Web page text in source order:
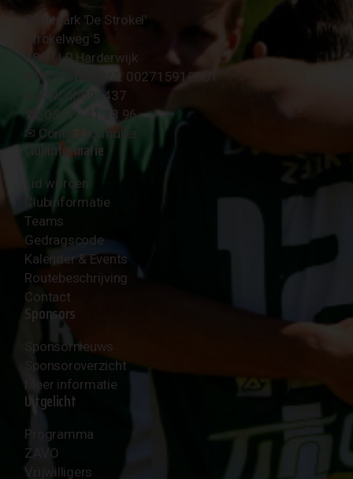
Sportpark 'De Strokel'
Strokelweg 5
3847 LR Harderwijk
BTW Nummer NL 002715910B01
KvK Nr 40094437
☎︎ 0341 - 41 28 96
✉︎ Contactformulier
Clubinformatie
Lid worden
Clubinformatie
Teams
Gedragscode
Kalender & Events
Routebeschrijving
Contact
Sponsors
Sponsornieuws
Sponsoroverzicht
Meer informatie
Uitgelicht
Programma
ZAVO
Vrijwilligers